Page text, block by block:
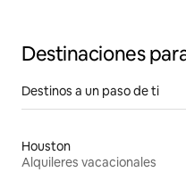
Destinaciones
Destinos a un paso de ti
Houston
Alquileres vacacionales